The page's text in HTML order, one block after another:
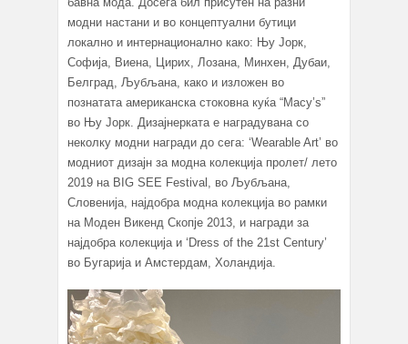
модни настани и во концептуални бутици
локално и интернационално како: Њу Јорк,
Софија, Виена, Цирих, Лозана, Минхен, Дубаи,
Белград, Љубљана, како и изложен во
познатата американска стоковна куќа “Macy’s”
во Њу Јорк. Дизајнерката е наградувана со
неколку модни награди до сега: ‘Wearable Art’ во
модниот дизајн за модна колекција пролет/ лето
2019 на BIG SEE Festival, во Љубљана,
Словенија, најдобра модна колекција во рамки
на Моден Викенд Скопје 2013, и награди за
најдобра колекција и ‘Dress of the 21st Century’
во Бугарија и Амстердам, Холандија.